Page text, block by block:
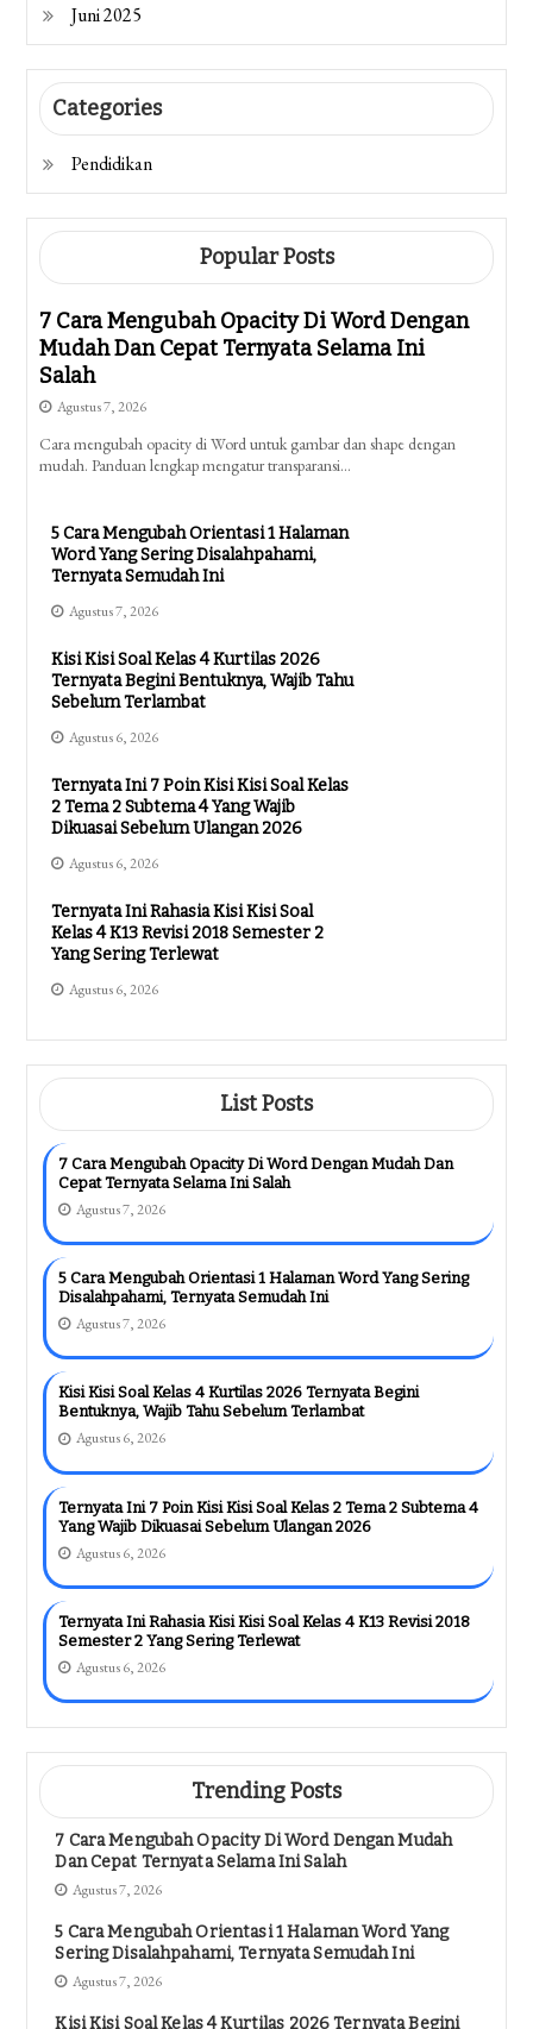
Juni 2025
Categories
Pendidikan
Popular Posts
7 Cara Mengubah Opacity Di Word Dengan
Mudah Dan Cepat Ternyata Selama Ini
Salah
Agustus 7, 2026
Cara mengubah opacity di Word untuk gambar dan shape dengan
mudah. Panduan lengkap mengatur transparansi…
5 Cara Mengubah Orientasi 1 Halaman
Word Yang Sering Disalahpahami,
Ternyata Semudah Ini
Agustus 7, 2026
Kisi Kisi Soal Kelas 4 Kurtilas 2026
Ternyata Begini Bentuknya, Wajib Tahu
Sebelum Terlambat
Agustus 6, 2026
Ternyata Ini 7 Poin Kisi Kisi Soal Kelas
2 Tema 2 Subtema 4 Yang Wajib
Dikuasai Sebelum Ulangan 2026
Agustus 6, 2026
Ternyata Ini Rahasia Kisi Kisi Soal
Kelas 4 K13 Revisi 2018 Semester 2
Yang Sering Terlewat
Agustus 6, 2026
List Posts
7 Cara Mengubah Opacity Di Word Dengan Mudah Dan
Cepat Ternyata Selama Ini Salah
Agustus 7, 2026
5 Cara Mengubah Orientasi 1 Halaman Word Yang Sering
Disalahpahami, Ternyata Semudah Ini
Agustus 7, 2026
Kisi Kisi Soal Kelas 4 Kurtilas 2026 Ternyata Begini
Bentuknya, Wajib Tahu Sebelum Terlambat
Agustus 6, 2026
Ternyata Ini 7 Poin Kisi Kisi Soal Kelas 2 Tema 2 Subtema 4
Yang Wajib Dikuasai Sebelum Ulangan 2026
Agustus 6, 2026
Ternyata Ini Rahasia Kisi Kisi Soal Kelas 4 K13 Revisi 2018
Semester 2 Yang Sering Terlewat
Agustus 6, 2026
Trending Posts
7 Cara Mengubah Opacity Di Word Dengan Mudah
Dan Cepat Ternyata Selama Ini Salah
Agustus 7, 2026
5 Cara Mengubah Orientasi 1 Halaman Word Yang
Sering Disalahpahami, Ternyata Semudah Ini
Agustus 7, 2026
Kisi Kisi Soal Kelas 4 Kurtilas 2026 Ternyata Begini